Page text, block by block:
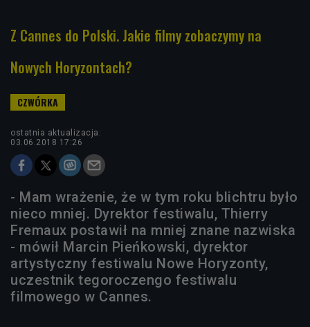
Z Cannes do Polski. Jakie filmy zobaczymy na
Nowych Horyzontach?
ostatnia aktualizacja:
03.06.2018 17:26
- Mam wrażenie, że w tym roku blichtru było
nieco mniej. Dyrektor festiwalu, Thierry
Fremaux postawił na mniej znane nazwiska
- mówił Marcin Pieńkowski, dyrektor
artystyczny festiwalu Nowe Horyzonty,
uczestnik tegoroczengo festiwalu
filmowego w Cannes.